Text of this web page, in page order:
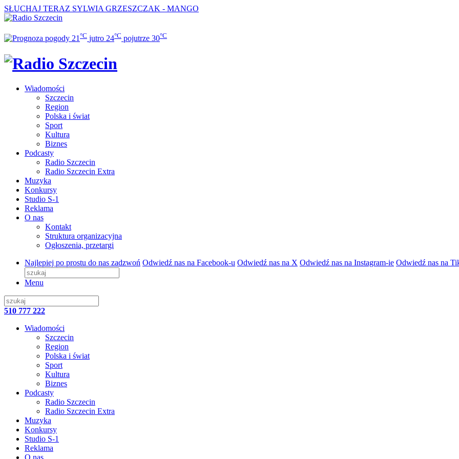
SŁUCHAJ TERAZ SYLWIA GRZESZCZAK - MANGO
21 °C jutro 24°C pojutrze 30°C
Wiadomości
Szczecin
Region
Polska i świat
Sport
Kultura
Biznes
Podcasty
Radio Szczecin
Radio Szczecin Extra
Muzyka
Konkursy
Studio S-1
Reklama
O nas
Kontakt
Struktura organizacyjna
Ogłoszenia, przetargi
Najlepiej po prostu do nas zadzwoń Odwiedź nas na Facebook-u Odwiedź nas na X Odwiedź nas na Instagram-ie Odwiedź nas na
Menu
510 777 222
Wiadomości
Szczecin
Region
Polska i świat
Sport
Kultura
Biznes
Podcasty
Radio Szczecin
Radio Szczecin Extra
Muzyka
Konkursy
Studio S-1
Reklama